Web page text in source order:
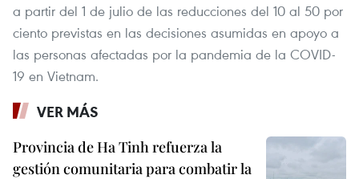
a partir del 1 de julio de las reducciones del 10 al 50 por
ciento previstas en las decisiones asumidas en apoyo a
las personas afectadas por la pandemia de la COVID-
19 en Vietnam.
VER MÁS
Provincia de Ha Tinh refuerza la
gestión comunitaria para combatir la